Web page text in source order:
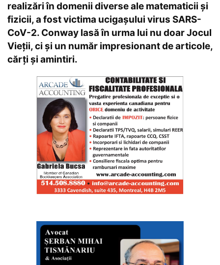
realizări în domenii diverse ale matematicii și
fizicii, a fost victima ucigașului virus SARS-
CoV-2. Conway lasă în urma lui nu doar Jocul
Vieții, ci și un număr impresionant de articole,
cărți și amintiri.